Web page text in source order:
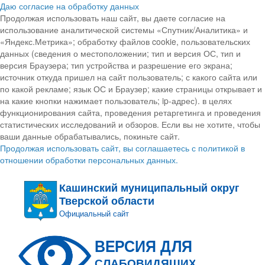
Даю согласие на обработку данных
Продолжая использовать наш сайт, вы даете согласие на
использование аналитической системы «Спутник/Аналитика» и
«Яндекс.Метрика»; обработку файлов cookie, пользовательских
данных (сведения о местоположении; тип и версия ОС, тип и
версия Браузера; тип устройства и разрешение его экрана;
источник откуда пришел на сайт пользователь; с какого сайта или
по какой рекламе; язык ОС и Браузер; какие страницы открывает и
на какие кнопки нажимает пользователь; ip-адрес). в целях
функционирования сайта, проведения ретаргетинга и проведения
статистических исследований и обзоров. Если вы не хотите, чтобы
ваши данные обрабатывались, покиньте сайт.
Продолжая использовать сайт, вы соглашаетесь с политикой в
отношении обработки персональных данных.